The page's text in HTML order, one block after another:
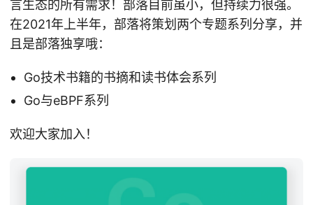
言生态的所有需求！部落目前虽小，但持续力很强。
在2021年上半年，部落将策划两个专题系列分享，并
且是部落独享哦：
Go技术书籍的书摘和读书体会系列
Go与eBPF系列
欢迎大家加入！